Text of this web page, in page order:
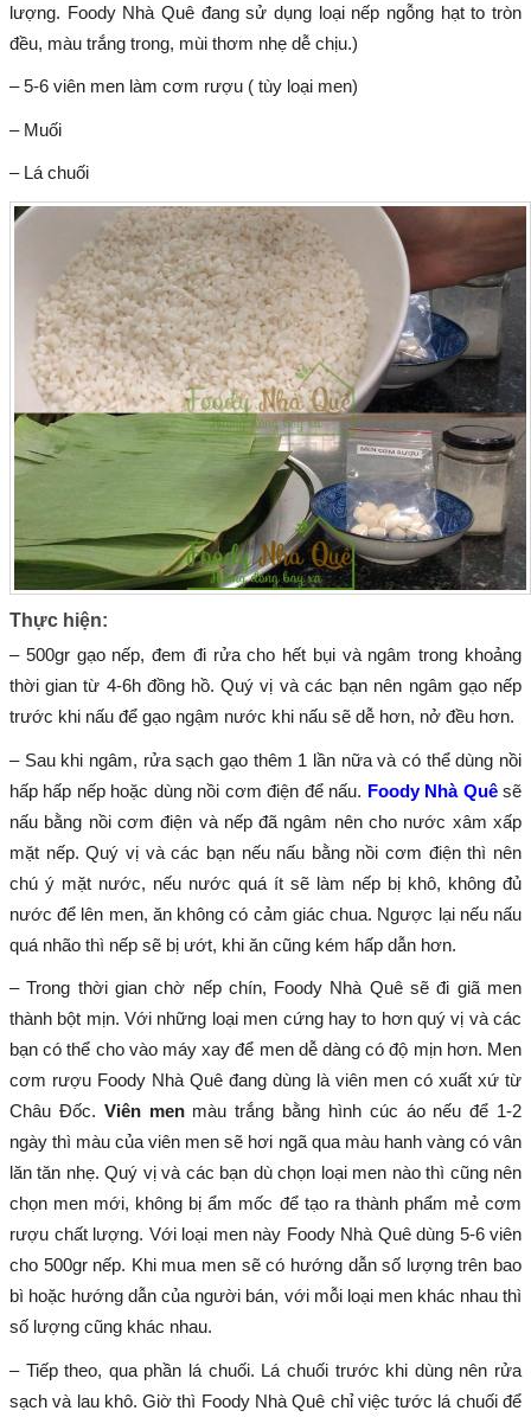
lượng. Foody Nhà Quê đang sử dụng loại nếp ngỗng hạt to tròn
đều, màu trắng trong, mùi thơm nhẹ dễ chịu.)
– 5-6 viên men làm cơm rượu ( tùy loại men)
– Muối
– Lá chuối
Thực hiện:
– 500gr gạo nếp, đem đi rửa cho hết bụi và ngâm trong khoảng
thời gian từ 4-6h đồng hồ. Quý vị và các bạn nên ngâm gạo nếp
trước khi nấu để gạo ngậm nước khi nấu sẽ dễ hơn, nở đều hơn.
– Sau khi ngâm, rửa sạch gạo thêm 1 lần nữa và có thể dùng nồi
hấp hấp nếp hoặc dùng nồi cơm điện để nấu. Foody Nhà Quêsẽ
nấu bằng nồi cơm điện và nếp đã ngâm nên cho nước xâm xấp
mặt nếp. Quý vị và các bạn nếu nấu bằng nồi cơm điện thì nên
chú ý mặt nước, nếu nước quá ít sẽ làm nếp bị khô, không đủ
nước để lên men, ăn không có cảm giác chua. Ngược lại nếu nấu
quá nhão thì nếp sẽ bị ướt, khi ăn cũng kém hấp dẫn hơn.
– Trong thời gian chờ nếp chín, Foody Nhà Quê sẽ đi giã men
thành bột mịn. Với những loại men cứng hay to hơn quý vị và các
bạn có thể cho vào máy xay để men dễ dàng có độ mịn hơn. Men
cơm rượu Foody Nhà Quê đang dùng là viên men có xuất xứ từ
Châu Đốc. Viên menmàu trắng bằng hình cúc áo nếu để 1-2
ngày thì màu của viên men sẽ hơi ngã qua màu hanh vàng có vân
lăn tăn nhẹ. Quý vị và các bạn dù chọn loại men nào thì cũng nên
chọn men mới, không bị ẩm mốc để tạo ra thành phẩm mẻ cơm
rượu chất lượng. Với loại men này Foody Nhà Quê dùng 5-6 viên
cho 500gr nếp. Khi mua men sẽ có hướng dẫn số lượng trên bao
bì hoặc hướng dẫn của người bán, với mỗi loại men khác nhau thì
số lượng cũng khác nhau.
– Tiếp theo, qua phần lá chuối. Lá chuối trước khi dùng nên rửa
sạch và lau khô. Giờ thì Foody Nhà Quê chỉ việc tước lá chuối để